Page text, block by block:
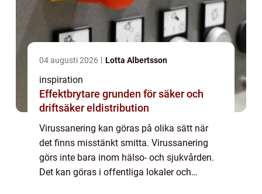
04 augusti 2026 Lotta Albertsson
inspiration
Effektbrytare grunden för säker och
driftsäker eldistribution
Virussanering kan göras på olika sätt när
det finns misstänkt smitta. Virussanering
görs inte bara inom hälso- och sjukvården.
Det kan göras i offentliga lokaler och